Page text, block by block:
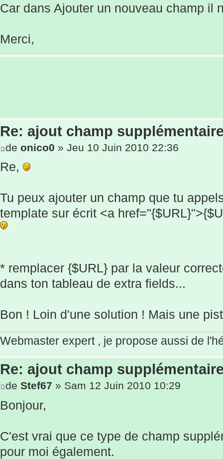
Car dans Ajouter un nouveau champ il
Merci,
Re: ajout champ
de onico0 » Jeu 10 Juin 2010 22:36
Re,
Tu peux ajouter un champ que tu
template sur écrit <a
* remplacer {$URL} par la valeur
dans ton tableau de extra fields...
Bon ! Loin d'une solution ! Mais une
Webmaster expert , je propose aussi de
Re: ajout champ
de Stef67 » Sam 12 Juin 2010 10:29
Bonjour,
C'est vrai que ce type de champ
pour moi également.